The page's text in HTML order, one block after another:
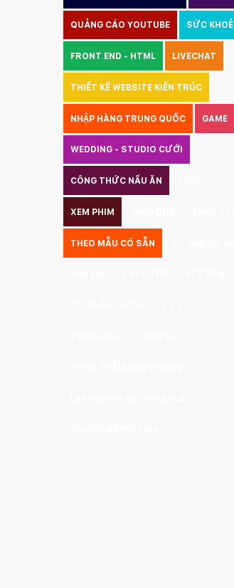
QUẢNG CÁO YOUTUBE SỨC KHOẺ
FRONT END - HTML LIVECHAT
THIẾT KẾ WEBSITE KIẾN TRÚC
NHẬP HÀNG TRUNG QUỐC GAME
WEDDING - STUDIO CƯỚI
CÔNG THỨC NẤU ĂN
XEM PHIM
THEO MẪU CÓ SẴN